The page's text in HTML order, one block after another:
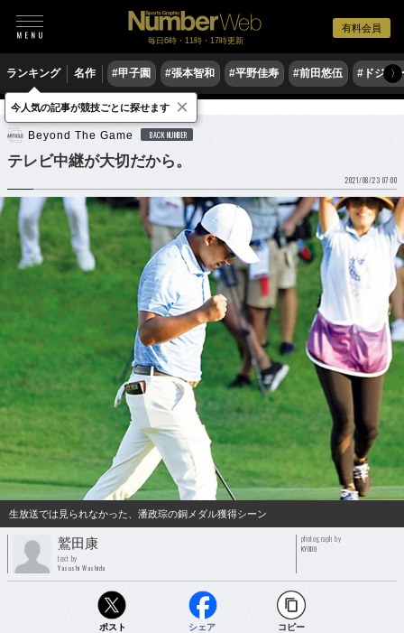
有料会員
毎日6時・11時・17時更新
ランキング 名作 #甲子園 #張本智和 #平野佳寿 #前田悠伍 #ドジャ
〉
ゴルフ 男子ゴルフ
Beyond The Game BACK NUMBER
テレビ中継が大切だから。
2021/08/23 07:00
生放送では見られなかった、潘政琮の銅メダル獲得シーン
鷲田康
text by
Yasushi Washida
photograph by
KYODO
ポスト シェア コピー
今人気の記事が競技ごとに探せます ×